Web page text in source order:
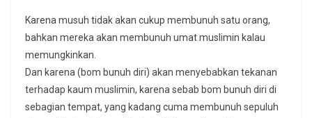
Karena musuh tidak akan cukup membunuh satu orang,
bahkan mereka akan membunuh umat muslimin kalau
memungkinkan.
Dan karena (bom bunuh diri) akan menyebabkan tekanan
terhadap kaum muslimin, karena sebab bom bunuh diri di
sebagian tempat, yang kadang cuma membunuh sepuluh